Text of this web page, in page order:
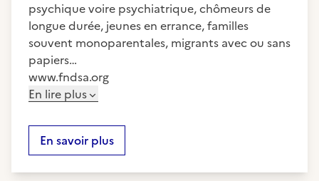
psychique voire psychiatrique, chômeurs de
longue durée, jeunes en errance, familles
souvent monoparentales, migrants avec ou sans
papiers…
www.fndsa.org
En lire plus
En savoir plus